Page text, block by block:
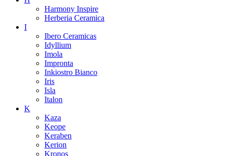
Harmony Inspire
Herberia Ceramica
I
Ibero Ceramicas
Idyllium
Imola
Impronta
Inkiostro Bianco
Iris
Isla
Italon
K
Kaza
Keope
Keraben
Kerion
Kronos